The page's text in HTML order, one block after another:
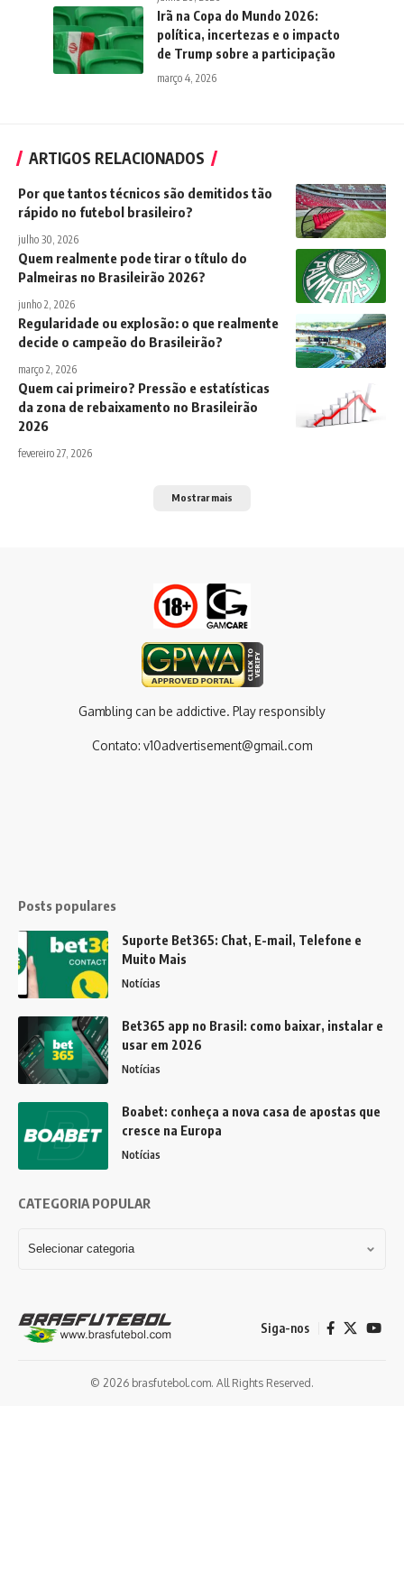
Irã na Copa do Mundo 2026:
política, incertezas e o impacto
de Trump sobre a participação
março 4, 2026
ARTIGOS RELACIONADOS
Por que tantos técnicos são demitidos tão
rápido no futebol brasileiro?
julho 30, 2026
Quem realmente pode tirar o título do
Palmeiras no Brasileirão 2026?
junho 2, 2026
Regularidade ou explosão: o que realmente
decide o campeão do Brasileirão?
março 2, 2026
Quem cai primeiro? Pressão e estatísticas
da zona de rebaixamento no Brasileirão
2026
fevereiro 27, 2026
Mostrar mais
Gambling can be addictive. Play responsibly
Contato: v10advertisement@gmail.com
Posts populares
Suporte Bet365: Chat, E-mail, Telefone e
Muito Mais
Notícias
Bet365 app no Brasil: como baixar, instalar e
usar em 2026
Notícias
Boabet: conheça a nova casa de apostas que
cresce na Europa
Notícias
CATEGORIA POPULAR
Siga-nos
© 2026 brasfutebol.com. All Rights Reserved.